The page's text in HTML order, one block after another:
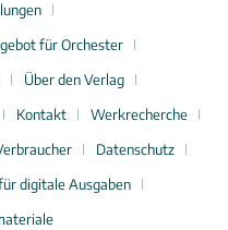
für Orchester
Über den Verlag
Kontakt
Werkrecherche
Datenschutz
digitale Ausgaben